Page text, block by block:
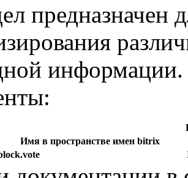
предназначен
Имя в пространстве имен bitrix